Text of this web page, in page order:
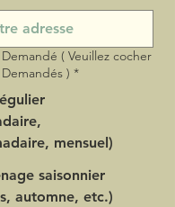
( Veuillez cocher
) *
mensuel)
saisonnier
automne, etc.)